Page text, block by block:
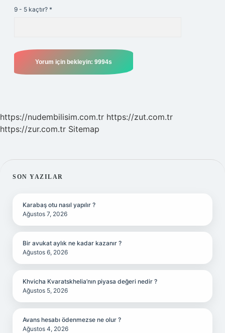
9 - 5 kaçtır? *
https://nudembilisim.com.tr https://zut.com.tr
https://zur.com.tr Sitemap
SIDEBAR
SON YAZILAR
Karabaş otu nasıl yapılır ?
Ağustos 7, 2026
Bir avukat aylık ne kadar kazanır ?
Ağustos 6, 2026
Khvicha Kvaratskhelia’nın piyasa değeri nedir ?
Ağustos 5, 2026
Avans hesabı ödenmezse ne olur ?
Ağustos 4, 2026